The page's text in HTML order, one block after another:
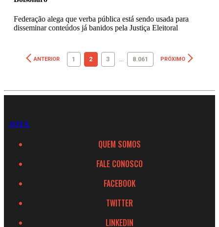
Federação alega que verba pública está sendo usada para
disseminar conteúdos já banidos pela Justiça Eleitoral
ANTERIOR 1 2 3 … 8.061 PRÓXIMO
JOTA
QUEM SOMOS
FALE CONOSCO
FACEBOOK
TWITTER
LINKEDIN